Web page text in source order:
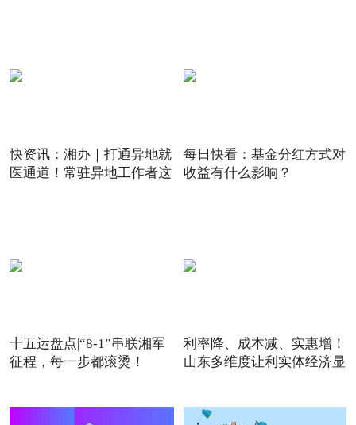
快资讯：湘办｜打通异地就
医通道！常驻异地工作者这
每日快看：基金分红方式对
收益有什么影响？
十五运盘点|“8-1”串联湘军
征程，每一步都滚烫！
利率降、成本减、实惠增！
山东多维度让利实体经济显